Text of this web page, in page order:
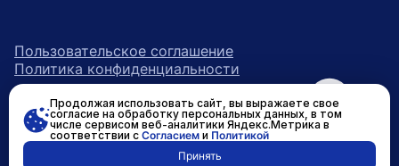
Пользовательское соглашение
Политика конфиденциальности
ссылка на главную
возрастное ограничение 16+
ссылка на страницу в Вконтакте
ссылка на страницу в
ссылка на канал в
Продолжая использовать сайт, вы выражаете свое
согласие на обработку персональных данных, в том
числе сервисом веб-аналитики Яндекс.Метрика в
соответствии с Согласиеми Политикой
Принять